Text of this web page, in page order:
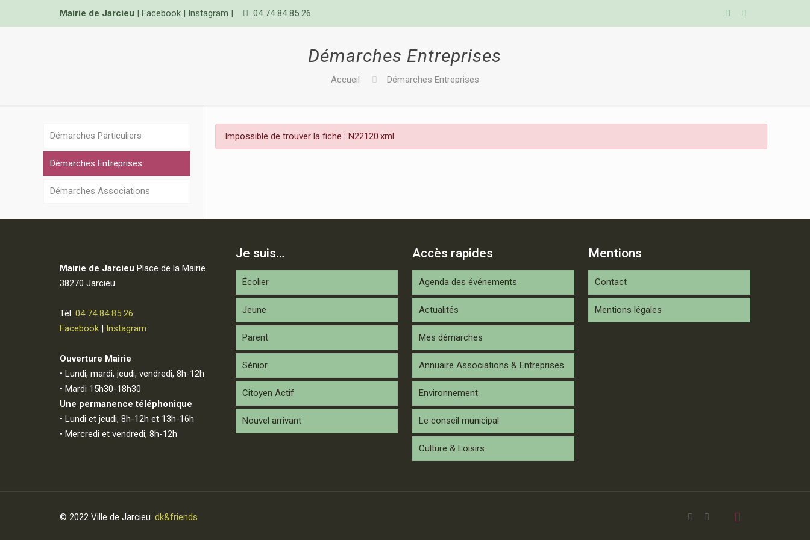
Mairie de Jarcieu | Facebook| Instagram | 04 74 84 85 26
Démarches Entreprises
Accueil Démarches Entreprises
Impossible de trouver la fiche : N22120.xml
Démarches Particuliers
Démarches Entreprises
Démarches Associations
Mairie de Jarcieu Place de la Mairie
38270 Jarcieu
Tél. 04 74 84 85 26
Facebook| Instagram
Ouverture Mairie
• Lundi, mardi, jeudi, vendredi, 8h-12h
• Mardi 15h30-18h30
Une permanence téléphonique
• Lundi et jeudi, 8h-12h et 13h-16h
• Mercredi et vendredi, 8h-12h
Je suis…
Écolier
Jeune
Parent
Sénior
Citoyen Actif
Nouvel arrivant
Accès rapides
Agenda des événements
Actualités
Mes démarches
Annuaire Associations & Entreprises
Environnement
Le conseil municipal
Culture & Loisirs
Mentions
Contact
Mentions légales
© 2022 Ville de Jarcieu. dk&friends